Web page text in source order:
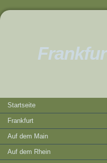
Startseite
Frankfurt
Auf dem Main
Auf dem Rhein